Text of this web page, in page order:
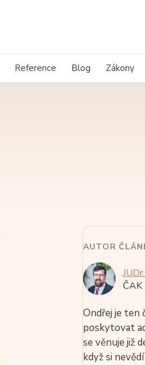
Reference Blog Zákony
AUTOR
Ondřej je ten
poskytovat
se věnuje již
když si